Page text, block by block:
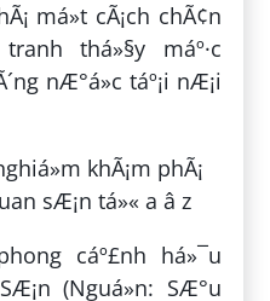
má»t cÃ¡ch chÃ¢n
thá»§y máº·c
nÆ°á»c táº¡i nÆ¡i
cáº£nh há»¯u
(Nguá»n: SÆ°u